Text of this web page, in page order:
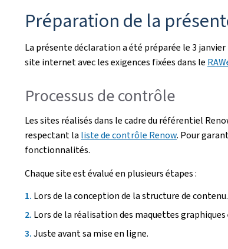
Préparation de la
La présente déclaration a été préparée le3 janvier
site internet avec les exigences fixées dans le
Processus de contrôle
Les sites réalisés dans le cadre du référentiel
respectant la liste de contrôle Renow. Pour
fonctionnalités.
Chaque site est évalué en plusieurs étapes :
Lors de la conception de la structure de contenu.
Lors de la réalisation des maquettes
Juste avant sa mise en ligne.